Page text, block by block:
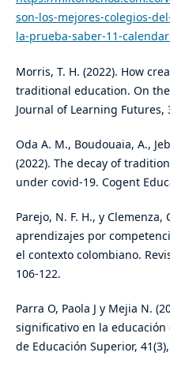
son-los-mejores-colegios-
la-prueba-saber-11-
Morris, T. H. (2022). How
traditional education. On
Journal of Learning Futures,
Oda A. M., Boudouaia, A.,
(2022). The decay of
under covid-19. Cogent
Parejo, N. F. H., y Clemenza,
aprendizajes por
el contexto colombiano.
106-122.
Parra O, Paola J y Mejia N.
significativo en la educación
de Educación Superior,